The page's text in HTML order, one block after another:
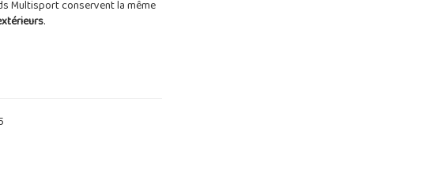
Multisport conservent la même
.